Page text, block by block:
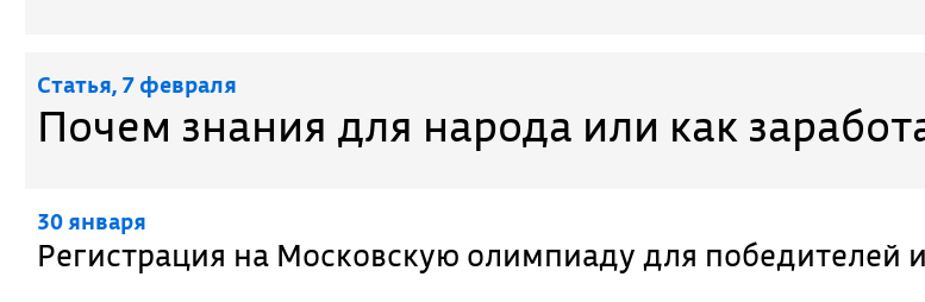
Cтатья, 7 февраля
Почем знания для народа или как
30 января
Регистрация на Московскую олимпиаду для победителей